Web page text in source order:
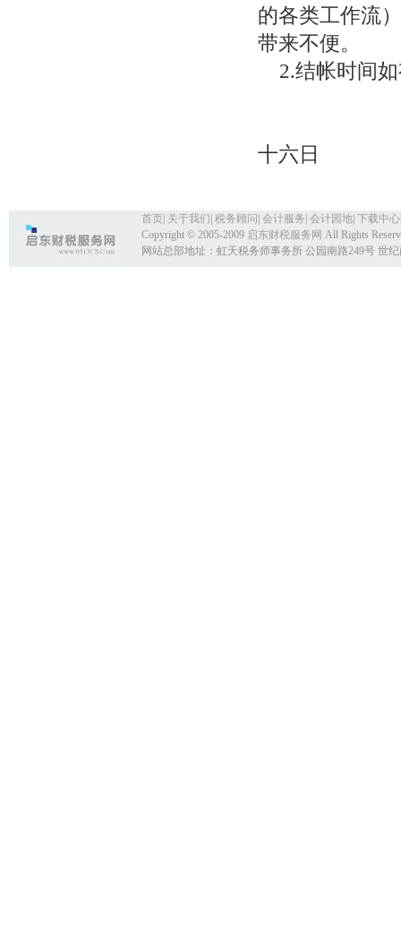
的各类工作流
带来不便。
2.结帐时间如
十六日
首页 关于我们 税务顾问 会计服务 会计园地 下载中心
Copyright © 2005-2009 启东财税服务网 All Rights
网站总部地址：虹天税务师事务所 公园南路249号 世